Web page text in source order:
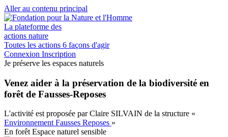
Aller au contenu principal
La plateforme des
actions nature
Toutes les actions 6 façons d'agir
Connexion Inscription
Je préserve les espaces naturels
Venez aider à la préservation de la biodiversité en
forêt de Fausses-Reposes
L'activité est proposée parClaire SILVAIN de la structure «
Environnement Fausses Reposes »
En forêt Espace naturel sensible